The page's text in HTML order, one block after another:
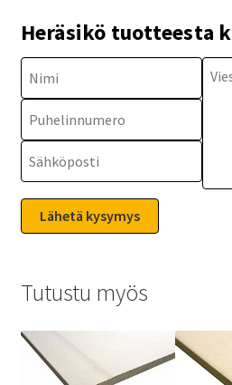
Heräsikö tuotteesta
Tutustu myös